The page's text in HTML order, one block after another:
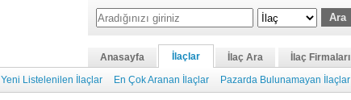
Anasayfa İlaçlar İlaç Ara
İlaç Firmaları
Yeni Listelenilen İlaçlar En Çok Aranan İlaçlar Pazarda Bulunamayan İlaçlar